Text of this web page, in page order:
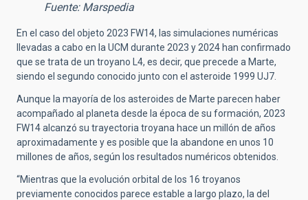
Fuente: Marspedia
En el caso del objeto 2023 FW14, las simulaciones numéricas
llevadas a cabo en la UCM durante 2023 y 2024 han confirmado
que se trata de un troyano L4, es decir, que precede a Marte,
siendo el segundo conocido junto con el asteroide 1999 UJ7.
Aunque la mayoría de los asteroides de Marte parecen haber
acompañado al planeta desde la época de su formación, 2023
FW14 alcanzó su trayectoria troyana hace un millón de años
aproximadamente y es posible que la abandone en unos 10
millones de años, según los resultados numéricos obtenidos.
“Mientras que la evolución orbital de los 16 troyanos
previamente conocidos parece estable a largo plazo, la del